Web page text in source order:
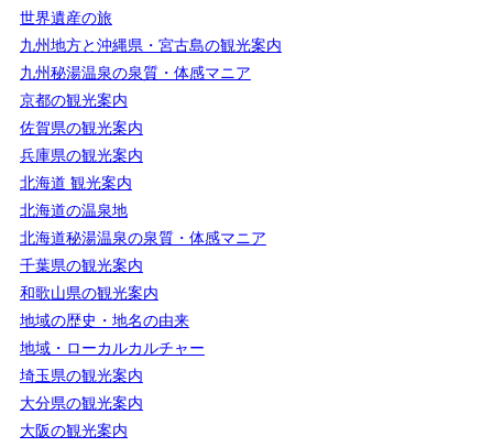
世界遺産の旅
九州地方と沖縄県・宮古島の観光案内
九州秘湯温泉の泉質・体感マニア
京都の観光案内
佐賀県の観光案内
兵庫県の観光案内
北海道 観光案内
北海道の温泉地
北海道秘湯温泉の泉質・体感マニア
千葉県の観光案内
和歌山県の観光案内
地域の歴史・地名の由来
地域・ローカルカルチャー
埼玉県の観光案内
大分県の観光案内
大阪の観光案内